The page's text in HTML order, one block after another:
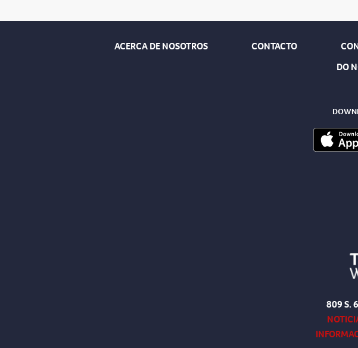
ACERCA DE NOSOTROS CONTACTO
DO
809 S.